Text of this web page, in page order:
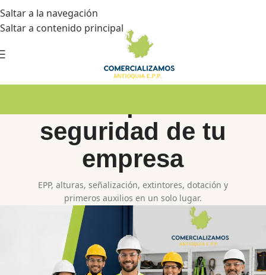
Saltar a la navegación
Saltar a contenido principal
seguridad de tu
empresa
EPP, alturas, señalización, extintores, dotación y
primeros auxilios en un solo lugar.